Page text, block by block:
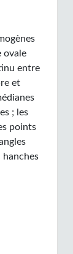
ovale
entre
et
; les
points
hanches